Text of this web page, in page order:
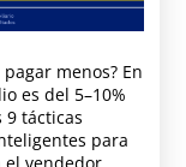
menos? En
es del 5–10%
9 tácticas
para